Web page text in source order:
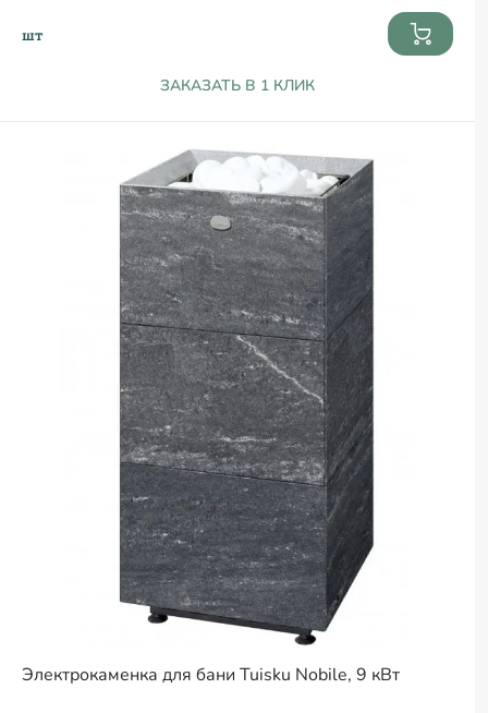
шт
ЗАКАЗАТЬ В 1 КЛИК
Электрокаменка для бани Tuisku Nobile, 9 кВт